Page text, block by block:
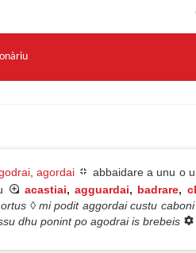
,agordai
abbaidare a unu o
acastiai,agguardai, badrare,
◊ mi podit aggordai custu
dhu ponint po agodrai is brebeis